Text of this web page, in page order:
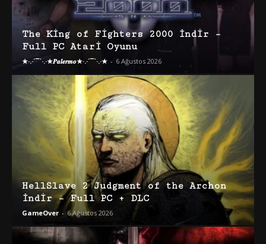
The King of Fighters 2000 İndir –
Full PC Atari Oyunu
★·.·´¯`·.·★𝑷𝒂𝒍𝒆𝒓𝒎𝒐★·.·´¯`·.·★ - 6 Ağustos 2026
HellSlave 2 Judgment of the Archon
İndir – Full PC + DLC
GameOver - 6 Ağustos 2026